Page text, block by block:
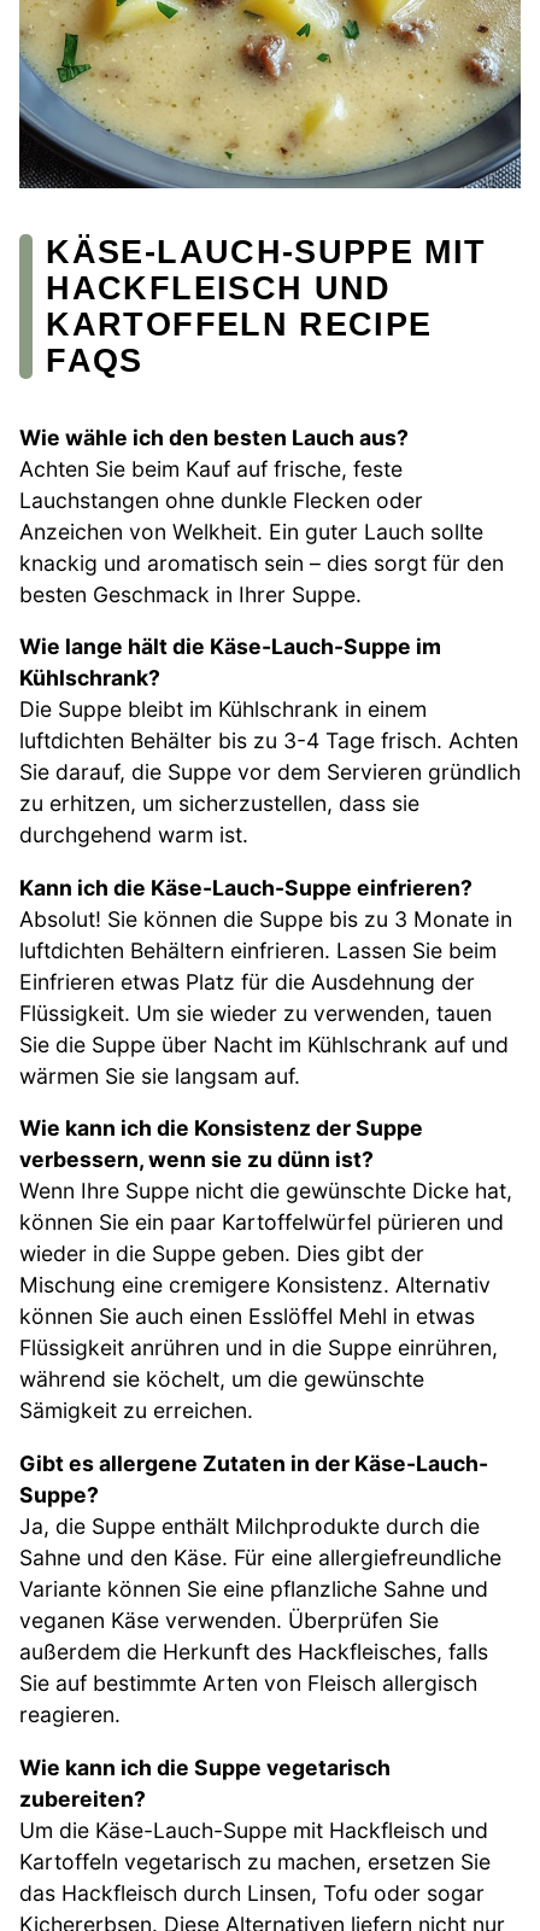
KÄSE-LAUCH-SUPPE MIT
HACKFLEISCH UND
KARTOFFELN RECIPE
FAQS
Wie wähle ich den besten Lauch aus?
Achten Sie beim Kauf auf frische, feste
Lauchstangen ohne dunkle Flecken oder
Anzeichen von Welkheit. Ein guter Lauch sollte
knackig und aromatisch sein – dies sorgt für den
besten Geschmack in Ihrer Suppe.
Wie lange hält die Käse-Lauch-Suppe im
Kühlschrank?
Die Suppe bleibt im Kühlschrank in einem
luftdichten Behälter bis zu 3-4 Tage frisch. Achten
Sie darauf, die Suppe vor dem Servieren gründlich
zu erhitzen, um sicherzustellen, dass sie
durchgehend warm ist.
Kann ich die Käse-Lauch-Suppe einfrieren?
Absolut! Sie können die Suppe bis zu 3 Monate in
luftdichten Behältern einfrieren. Lassen Sie beim
Einfrieren etwas Platz für die Ausdehnung der
Flüssigkeit. Um sie wieder zu verwenden, tauen
Sie die Suppe über Nacht im Kühlschrank auf und
wärmen Sie sie langsam auf.
Wie kann ich die Konsistenz der Suppe
verbessern, wenn sie zu dünn ist?
Wenn Ihre Suppe nicht die gewünschte Dicke hat,
können Sie ein paar Kartoffelwürfel pürieren und
wieder in die Suppe geben. Dies gibt der
Mischung eine cremigere Konsistenz. Alternativ
können Sie auch einen Esslöffel Mehl in etwas
Flüssigkeit anrühren und in die Suppe einrühren,
während sie köchelt, um die gewünschte
Sämigkeit zu erreichen.
Gibt es allergene Zutaten in der Käse-Lauch-
Suppe?
Ja, die Suppe enthält Milchprodukte durch die
Sahne und den Käse. Für eine allergiefreundliche
Variante können Sie eine pflanzliche Sahne und
veganen Käse verwenden. Überprüfen Sie
außerdem die Herkunft des Hackfleisches, falls
Sie auf bestimmte Arten von Fleisch allergisch
reagieren.
Wie kann ich die Suppe vegetarisch
zubereiten?
Um die Käse-Lauch-Suppe mit Hackfleisch und
Kartoffeln vegetarisch zu machen, ersetzen Sie
das Hackfleisch durch Linsen, Tofu oder sogar
Kichererbsen. Diese Alternativen liefern nicht nur